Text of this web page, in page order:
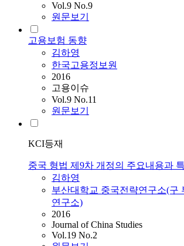
Vol.9 No.9
원문보기
고용보험 동향
김하영
한국고용정보원
2016
고용이슈
Vol.9 No.11
원문보기
KCI등재
중국 형법 제9차 개정의 주요내용과
김하영
부산대학교 중국전략연구소(구
연구소)
2016
Journal of China Studies
Vol.19 No.2